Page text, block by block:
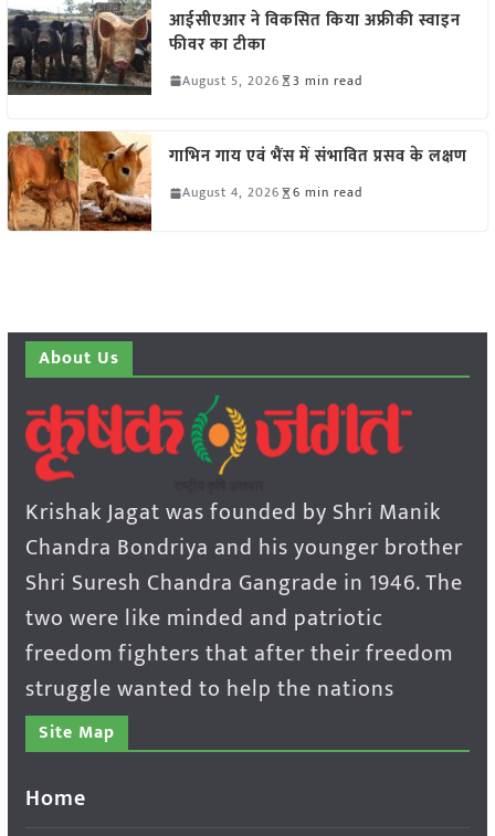
आईसीएआर ने विकसित किया अफ्रीकी स्वाइन
फीवर का टीका
August 5, 2026 3 min read
गाभिन गाय एवं भैंस में संभावित प्रसव के लक्षण
August 4, 2026 6 min read
About Us
Krishak Jagat was founded by Shri Manik
Chandra Bondriya and his younger brother
Shri Suresh Chandra Gangrade in 1946. The
two were like minded and patriotic
freedom fighters that after their freedom
struggle wanted to help the nations
Site Map
Home